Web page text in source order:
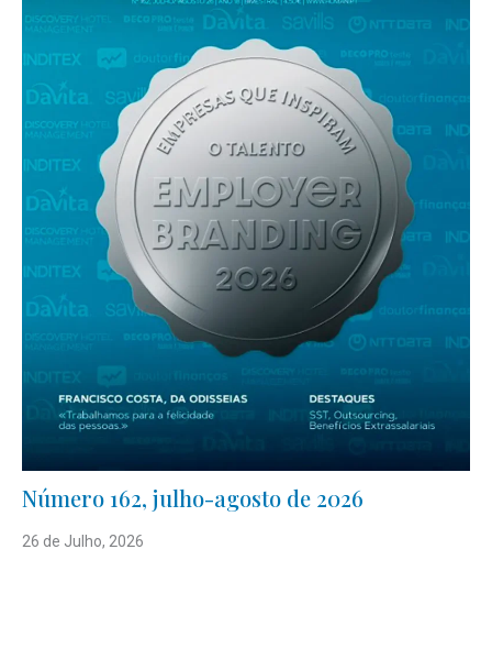
Número 162, julho-agosto de 2026
26 de Julho, 2026